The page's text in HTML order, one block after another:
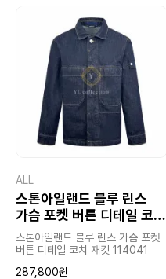
ALL
스톤아일랜드 블루 린스
가슴 포켓 버튼 디테일 코치
재킷
스톤아일랜드 블루 린스 가슴 포켓
버튼 디테일 코치 재킷 114041
287,800원